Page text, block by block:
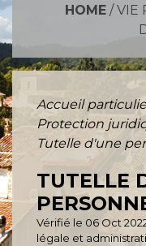
HOME/ VIE
Accueil
Protection
Tutelle d'une
TUTELLE
Vérifié le 06 Oct
légale et